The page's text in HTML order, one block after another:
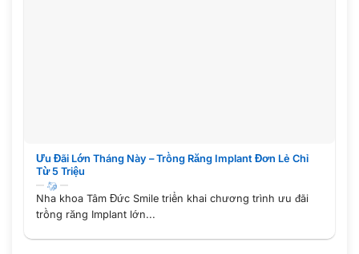
Ưu Đãi Lớn Tháng Này – Trồng Răng Implant Đơn Lẻ Chỉ
Từ 5 Triệu
Nha khoa Tâm Đức Smile triển khai chương trình ưu đãi
trồng răng Implant lớn...